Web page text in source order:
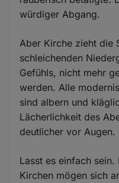
würdiger Abgang.
Aber Kirche zieht die
schleichenden
Gefühls, nicht mehr
werden. Alle
sind albern und
Lächerlichkeit des
deutlicher vor Augen.
Lasst es einfach
Kirchen mögen sich